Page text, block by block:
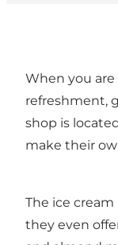
When you
refreshment,
shop is
make their
The ice
they even